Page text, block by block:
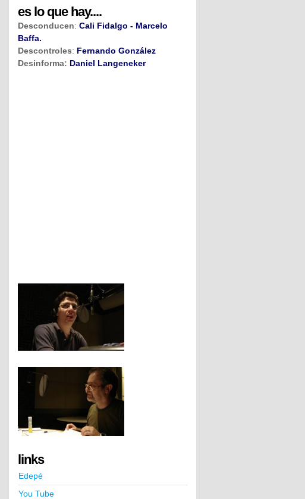
es lo que hay....
Desconducen: Cali Fidalgo - Marcelo
Baffa.
Descontroles: Fernando González
Desinforma: Daniel Langeneker
links
Edepé
You Tube